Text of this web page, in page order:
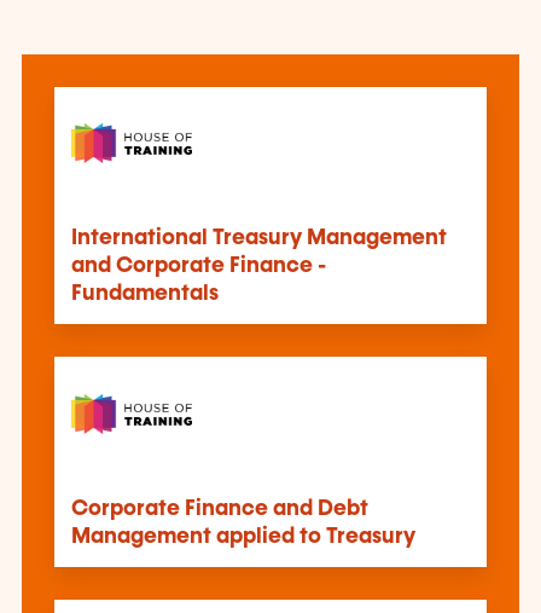
International Treasury Management
and Corporate Finance -
Fundamentals
Corporate Finance and Debt
Management applied to Treasury